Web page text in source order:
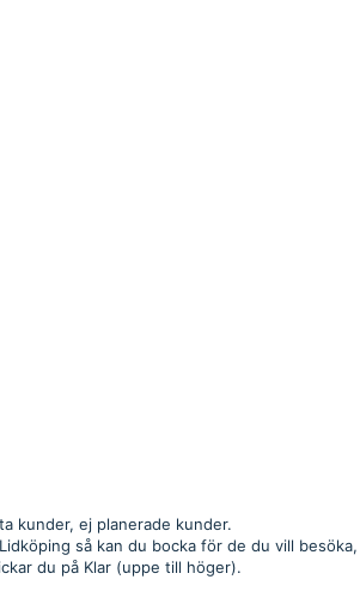
kunder, ej planerade kunder.
så kan du bocka för de du vill
du på Klar (uppe till höger).